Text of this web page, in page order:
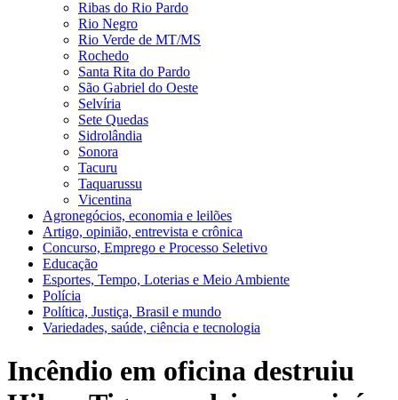
Ribas do Rio Pardo
Rio Negro
Rio Verde de MT/MS
Rochedo
Santa Rita do Pardo
São Gabriel do Oeste
Selvíria
Sete Quedas
Sidrolândia
Sonora
Tacuru
Taquarussu
Vicentina
Agronegócios, economia e leilões
Artigo, opinião, entrevista e crônica
Concurso, Emprego e Processo Seletivo
Educação
Esportes, Tempo, Loterias e Meio Ambiente
Polícia
Política, Justiça, Brasil e mundo
Variedades, saúde, ciência e tecnologia
Incêndio em oficina destruiu